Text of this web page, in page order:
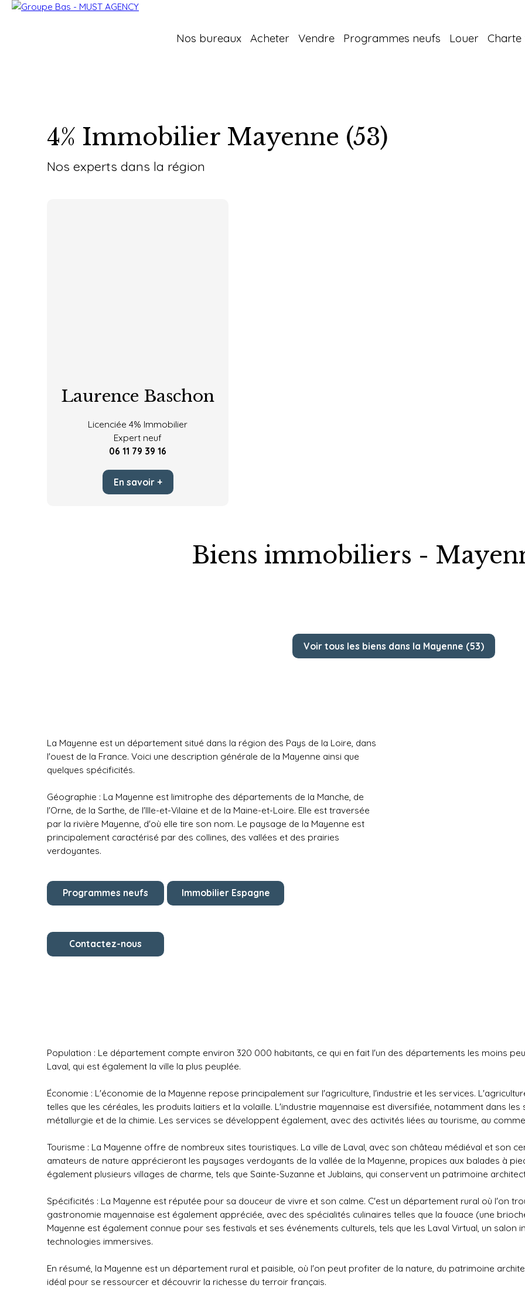
Nos bureaux Acheter Vendre Programmes neufs Louer Charte
4% Immobilier Mayenne (53)
Nos experts dans la région
Laurence Baschon
Licenciée 4% Immobilier
Expert neuf
06 11 79 39 16
En savoir +
Biens immobiliers -
Voir tous les biens dans la Mayenne (53)
La Mayenne est un département situé dans la région des Pays de la Loire, dans
l'ouest de la France. Voici une description générale de la Mayenne ainsi que
quelques spécificités.
Géographie : La Mayenne est limitrophe des départements de la Manche, de
l'Orne, de la Sarthe, de l'Ille-et-Vilaine et de la Maine-et-Loire. Elle est traversée
par la rivière Mayenne, d'où elle tire son nom. Le paysage de la Mayenne est
principalement caractérisé par des collines, des vallées et des prairies
verdoyantes.
Programmes neufs Immobilier Espagne
Contactez-nous
Population : Le département compte environ 320 000 habitants, ce qui en fait l'un des départements les moins
Laval, qui est également la ville la plus peuplée.
Économie : L'économie de la Mayenne repose principalement sur l'agriculture, l'industrie et les services.
telles que les céréales, les produits laitiers et la volaille. L'industrie mayennaise est diversifiée, notamment dans
métallurgie et de la chimie. Les services se développent également, avec des activités liées au tourisme, au
Tourisme : La Mayenne offre de nombreux sites touristiques. La ville de Laval, avec son château médiéval et son
amateurs de nature apprécieront les paysages verdoyants de la vallée de la Mayenne, propices aux balades à
également plusieurs villages de charme, tels que Sainte-Suzanne et Jublains, qui conservent un patrimoine
Spécificités : La Mayenne est réputée pour sa douceur de vivre et son calme. C'est un département rural où l'on
gastronomie mayennaise est également appréciée, avec des spécialités culinaires telles que la fouace (une
Mayenne est également connue pour ses festivals et ses événements culturels, tels que les Laval Virtual, un salon
technologies immersives.
En résumé, la Mayenne est un département rural et paisible, où l'on peut profiter de la nature, du patrimoine
idéal pour se ressourcer et découvrir la richesse du terroir français.